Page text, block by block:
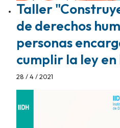
Taller
de derechos
personas
cumplir la ley
28 / 4 / 2021